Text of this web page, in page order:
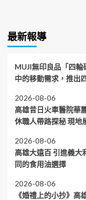
最新報導
MUJI無印良品「四
中的移動需求，推出
2026-08-06
高雄昔日火車醫院華
休職人帶路探秘 現地
2026-08-06
高雄大遠百 引進義大
同的食用油選擇
2026-08-06
《婚禮上的小抄》高